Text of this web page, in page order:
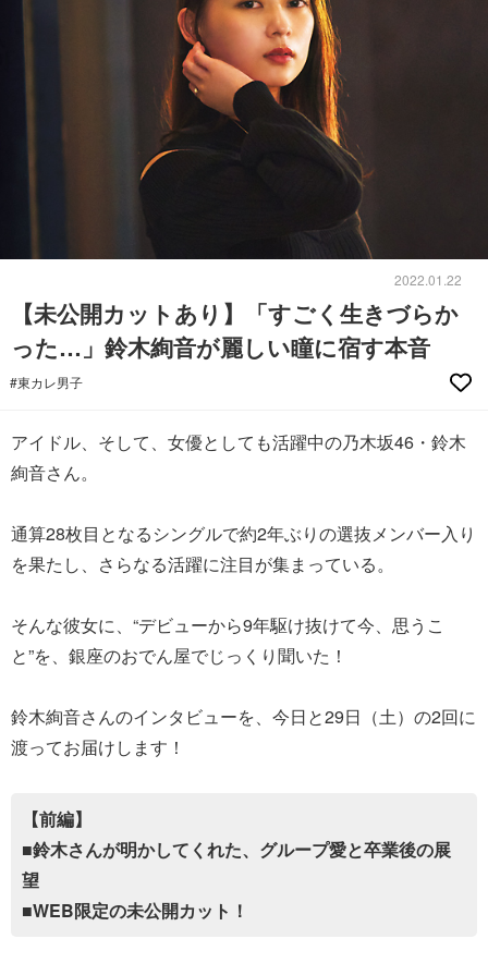
2022.01.22
【未公開カットあり】「すごく生きづらか
った…」鈴木絢音が麗しい瞳に宿す本音
#東カレ男子
アイドル、そして、女優としても活躍中の乃木坂46・鈴木
絢音さん。
通算28枚目となるシングルで約2年ぶりの選抜メンバー入り
を果たし、さらなる活躍に注目が集まっている。
そんな彼女に、“デビューから9年駆け抜けて今、思うこ
と”を、銀座のおでん屋でじっくり聞いた！
鈴木絢音さんのインタビューを、今日と29日（土）の2回に
渡ってお届けします！
【前編】
■鈴木さんが明かしてくれた、グループ愛と卒業後の展
望
■WEB限定の未公開カット！